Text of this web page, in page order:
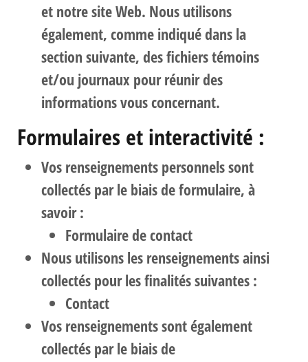
et notre site Web. Nous utilisons
également, comme indiqué dans la
section suivante, des fichiers témoins
et/ou journaux pour réunir des
informations vous concernant.
Formulaires et interactivité :
Vos renseignements personnels sont
collectés par le biais de formulaire, à
savoir :
Formulaire de contact
Nous utilisons les renseignements ainsi
collectés pour les finalités suivantes :
Contact
Vos renseignements sont également
collectés par le biais de